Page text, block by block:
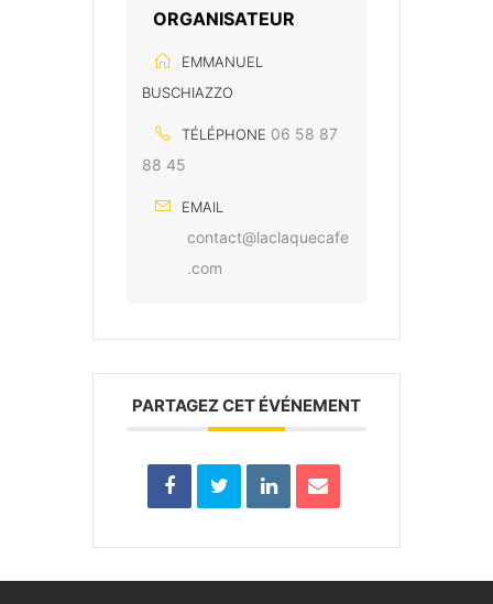
ORGANISATEUR
EMMANUEL
BUSCHIAZZO
TÉLÉPHONE 06 58 87
88 45
EMAIL
contact@laclaquecafe
.com
PARTAGEZ CET ÉVÉNEMENT